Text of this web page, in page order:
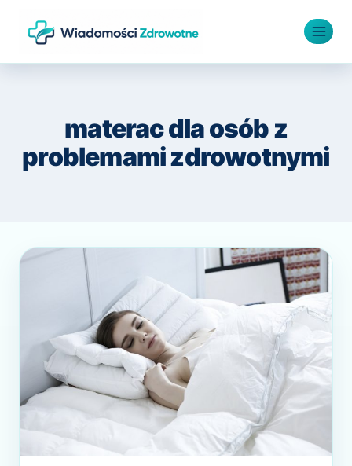
materac dla osób z
problemami zdrowotnymi